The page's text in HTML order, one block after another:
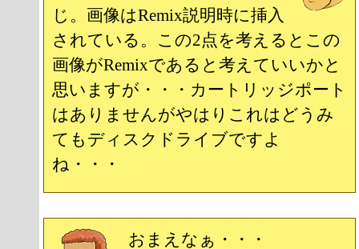
じ。画像はRemix説明時に挿入
されている。この2点を考えるとこの
画像がRemixであると考えていいかと
思いますが・・・カートリッジポート
はありませんがやはりこれはどうみ
てもディスクドライブですよ
ね・・・
おまえなぁ・・・